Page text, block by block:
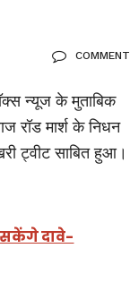
COMMENT
न्यूज के मुताबिक
रॉड मार्श के निधन
ट्वीट साबित हुआ।
सकेंगे दावे-